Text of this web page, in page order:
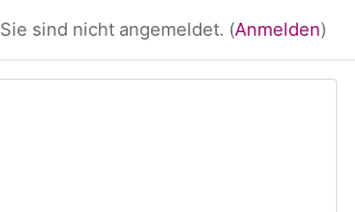
Sie sind nicht angemeldet. (Anmelden)